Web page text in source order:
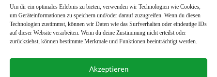
Um dir ein optimales Erlebnis zu bieten, verwenden wir Technologien wie Cookies,
um Geräteinformationen zu speichern und/oder darauf zuzugreifen. Wenn du diesen
Technologien zustimmst, können wir Daten wie das Surfverhalten oder eindeutige IDs
auf dieser Website verarbeiten. Wenn du deine Zustimmung nicht erteilst oder
zurückziehst, können bestimmte Merkmale und Funktionen beeinträchtigt werden.
Akzeptieren
© 2026 Blick ins Land
Unterstützt durch